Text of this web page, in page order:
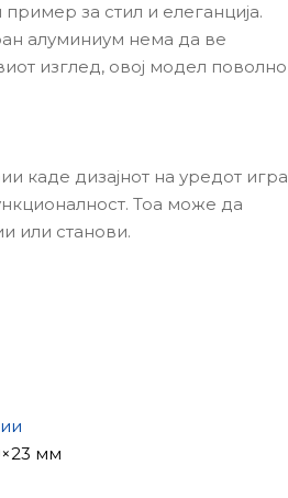
за стил и елеганција.
алуминиум нема да ве
изглед, овој модел поволно
каде дизајнот на уредот игра
Тоа може да
или станови.
Дури и ако никој не го
Можете да поврзете две
панели.
фотографии и видеа.
мм